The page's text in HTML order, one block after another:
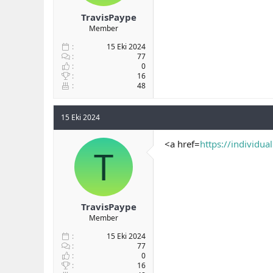
TravisPaype
Member
15 Eki 2024
77
0
16
48
15 Eki 2024
T
TravisPaype
Member
15 Eki 2024
77
0
16
<a href=https://